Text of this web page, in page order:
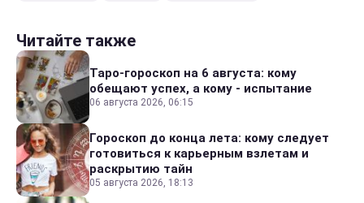
Читайте также
Таро-гороскоп на 6 августа: кому
обещают успех, а кому - испытание
06 августа 2026, 06:15
Гороскоп до конца лета: кому следует
готовиться к карьерным взлетам и
раскрытию тайн
05 августа 2026, 18:13